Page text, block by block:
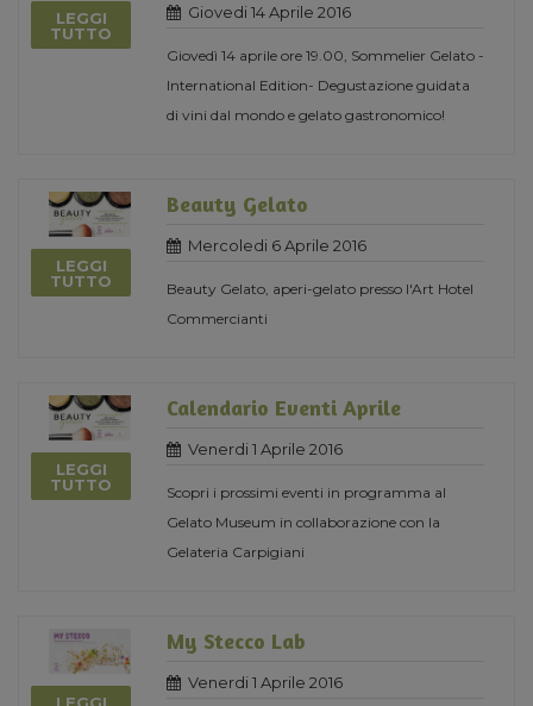
LEGGI
TUTTO
Giovedi 14 Aprile 2016
Giovedì 14 aprile ore 19.00, Sommelier Gelato -
International Edition- Degustazione guidata
di vini dal mondo e gelato gastronomico!
LEGGI
TUTTO
Beauty Gelato
Mercoledi 6 Aprile 2016
Beauty Gelato, aperi-gelato presso l'Art Hotel
Commercianti
LEGGI
TUTTO
Calendario Eventi Aprile
Venerdi 1 Aprile 2016
Scopri i prossimi eventi in programma al
Gelato Museum in collaborazione con la
Gelateria Carpigiani
My Stecco Lab
Venerdi 1 Aprile 2016